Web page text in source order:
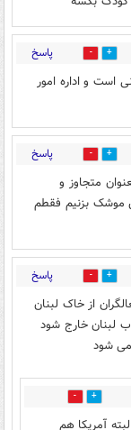
0 پاسخ
است و اداره امور
1 پاسخ
متجاوز و
موشک بزنیم فقطم
2 پاسخ
از خاک لبنان
لبنان خارج شود
شود
1
آمریکا هم